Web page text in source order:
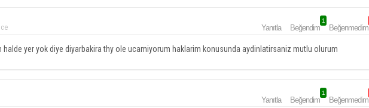
Yanıtla Beğendim
1
Beğenmedim
yer yok diye diyarbakira thy ole ucamiyorum haklarim konusunda aydinlatirsaniz mutlu olurum
Yanıtla Beğendim
1
Beğenmedim